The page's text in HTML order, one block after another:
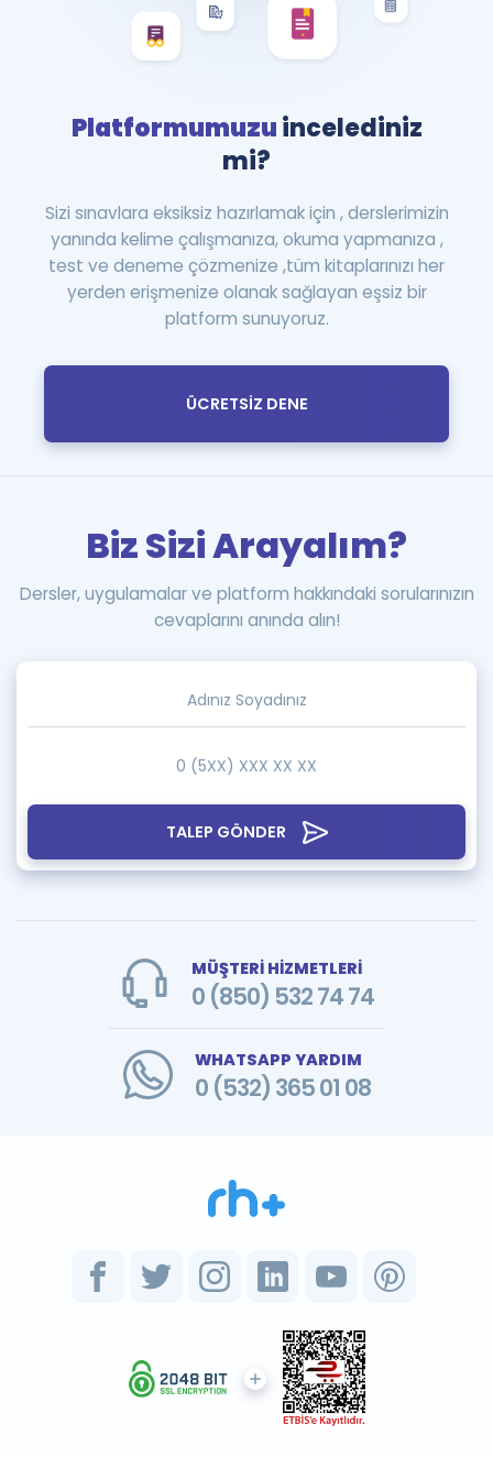
Platformumuzuincelediniz
mi?
Sizi sınavlara eksiksiz hazırlamak için , derslerimizin
yanında kelime çalışmanıza, okuma yapmanıza ,
test ve deneme çözmenize ,tüm kitaplarınızı her
yerden erişmenize olanak sağlayan eşsiz bir
platform sunuyoruz.
ÜCRETSİZ DENE
TALEP GÖNDER
Biz Sizi Arayalım?
Dersler, uygulamalar ve platform hakkındaki sorularınızın
cevaplarını anında alın!
MÜŞTERİ HİZMETLERİ
0 (850) 532 74 74
WHATSAPP YARDIM
0 (532) 365 01 08